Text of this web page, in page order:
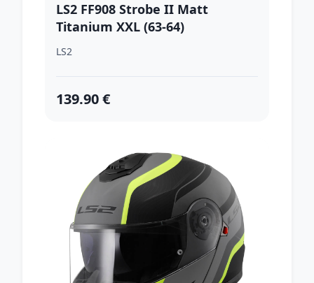
LS2 FF908 Strobe II Matt
Titanium XXL (63-64)
LS2
139.90 €